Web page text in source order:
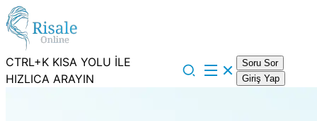
CTRL+K KISA YOLU İLE
HIZLICA ARAYIN
Soru Sor
Giriş Yap